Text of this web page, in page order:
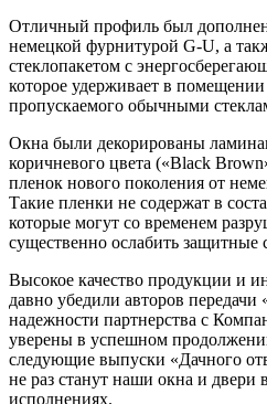
Отличный профиль был
немецкой фурнитурой G-U, а
стеклопакетом с
которое удерживает в помещении
пропускаемого обычными
Окна были декорированы
коричневого цвета («Black
пленок нового поколения от
Такие пленки не содержат в
которые могут со временем
существенно ослабить защитные
Высокое качество продукции и
давно убедили авторов передачи
надежности партнерства с
уверены в успешном
следующие выпуски «Дачного
не раз станут наши окна и двери
исполнениях.